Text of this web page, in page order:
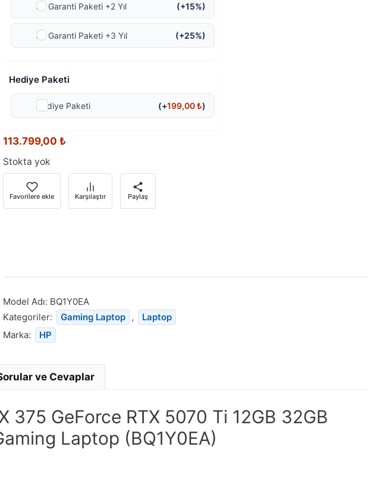
Ek Garanti Paketi +2 Yıl (+15%)
Ek Garanti Paketi +3 Yıl (+25%)
Hediye Paketi
Hediye Paketi (+199,00₺)
113.799,00 ₺
Stokta yok
Favorilere ekle Karşılaştır Paylaş
Model Adı: BQ1Y0EA
Kategoriler:
Gaming Laptop ,
Laptop
Marka:
HP
ve Cevaplar
GeForce RTX 5070 Ti 12GB 32GB
Laptop (BQ1Y0EA)